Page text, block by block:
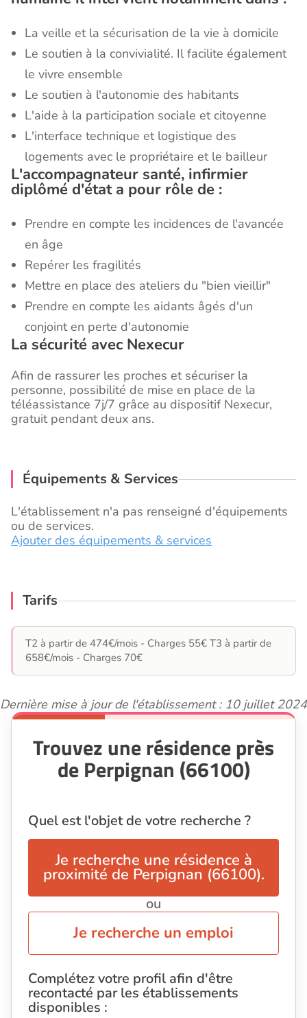
La veille et la sécurisation de la vie à domicile
Le soutien à la convivialité. Il facilite également
le vivre ensemble
Le soutien à l'autonomie des habitants
L'aide à la participation sociale et citoyenne
L'interface technique et logistique des
logements avec le propriétaire et le bailleur
L'accompagnateur santé, infirmier
diplômé d'état a pour rôle de :
Prendre en compte les incidences de l'avancée
en âge
Repérer les fragilités
Mettre en place des ateliers du "bien vieillir"
Prendre en compte les aidants âgés d'un
conjoint en perte d'autonomie
La sécurité avec Nexecur
Afin de rassurer les proches et sécuriser la
personne, possibilité de mise en place de la
téléassistance 7j/7 grâce au dispositif Nexecur,
gratuit pendant deux ans.
Équipements & Services
L'établissement n'a pas renseigné d'équipements
ou de services.
Ajouter des équipements & services
Tarifs
T2 à partir de 474€/mois - Charges 55€ T3 à partir de
658€/mois - Charges 70€
Dernière mise à jour de l'établissement : 10 juillet 2024
Trouvez une résidence près
de Perpignan (66100)
Quel est l'objet de votre recherche ?
Je recherche une résidence à
proximité de Perpignan (66100).
ou
Je recherche un emploi
Complétez votre profil afin d'être
recontacté par les établissements
disponibles :